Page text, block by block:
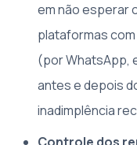
em não esperar
plataformas
(por WhatsApp,
antes e depois
inadimplência